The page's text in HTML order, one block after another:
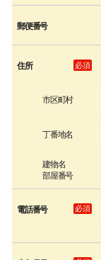
郵便番号
住所 必須
市区町村
丁番地名
建物名
部屋番号
電話番号 必須